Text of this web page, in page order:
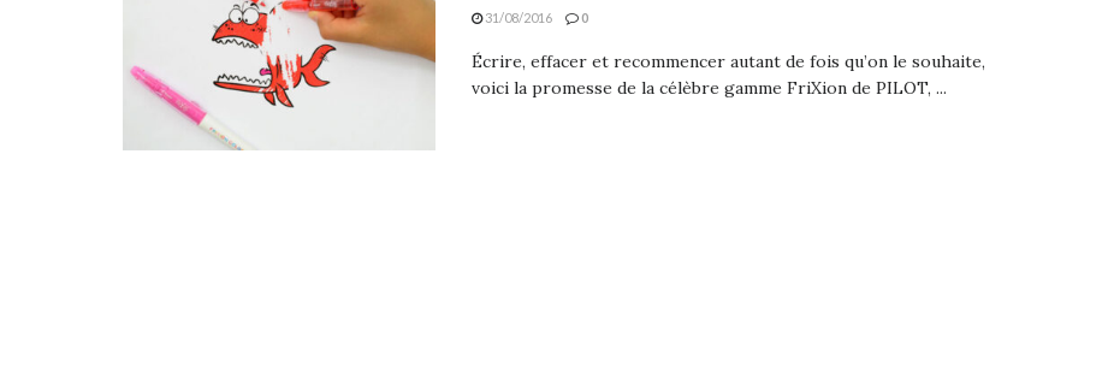
31/08/2016 0
Écrire, effacer et recommencer autant de fois qu’on le souhaite,
voici la promesse de la célèbre gamme FriXion de PILOT, ...